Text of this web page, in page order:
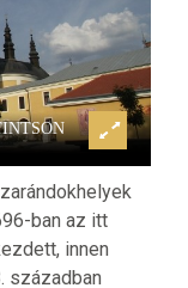
kegytemplom és
monostor
ban az itt
innen
században